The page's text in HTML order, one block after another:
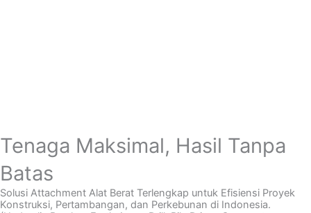
Tenaga Maksimal, Hasil Tanpa
Batas
Solusi Attachment Alat Berat Terlengkap untuk Efisiensi Proyek
Konstruksi, Pertambangan, dan Perkebunan di Indonesia.